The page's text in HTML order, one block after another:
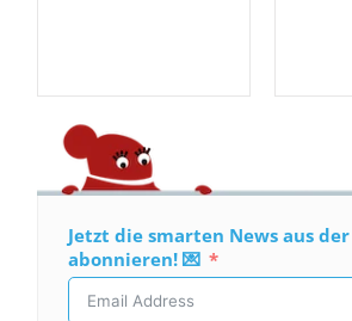
Jetzt die smarten News aus
abonnieren! 💌